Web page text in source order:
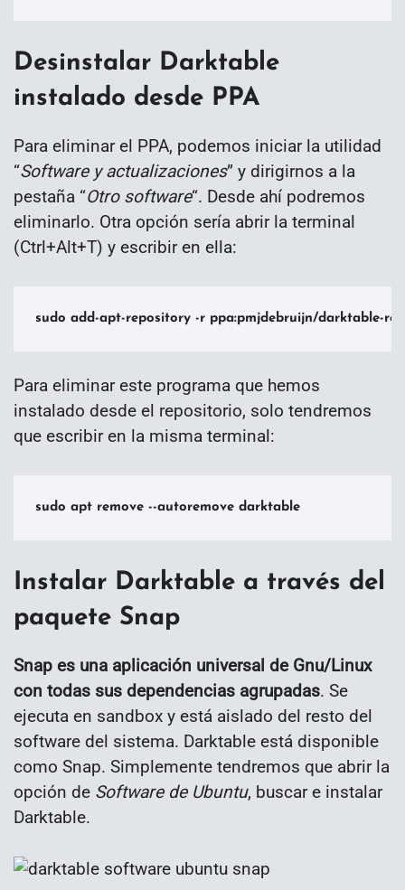
Desinstalar Darktable
instalado desde PPA
Para eliminar el PPA, podemos iniciar la utilidad
“Software y actualizaciones” y dirigirnos a la
pestaña “Otro software“. Desde ahí podremos
eliminarlo. Otra opción sería abrir la terminal
(Ctrl+Alt+T) y escribir en ella:
sudo add-apt-repository -r ppa:pmjdebruijn/darktable-
Para eliminar este programa que hemos
instalado desde el repositorio, solo tendremos
que escribir en la misma terminal:
sudo apt remove --autoremove darktable
Instalar Darktable a través del
paquete Snap
Snap es una aplicación universal de Gnu/Linux
con todas sus dependencias agrupadas. Se
ejecuta en sandbox y está aislado del resto del
software del sistema. Darktable está disponible
como Snap. Simplemente tendremos que abrir la
opción de Software de Ubuntu, buscar e instalar
Darktable.